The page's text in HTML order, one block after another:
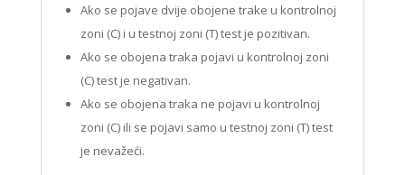
Ako se pojave dvije obojene trake u kontrolnoj
zoni (C) i u testnoj zoni (T) test je pozitivan.
Ako se obojena traka pojavi u kontrolnoj zoni
(C) test je negativan.
Ako se obojena traka ne pojavi u kontrolnoj
zoni (C) ili se pojavi samo u testnoj zoni (T) test
je nevažeći.